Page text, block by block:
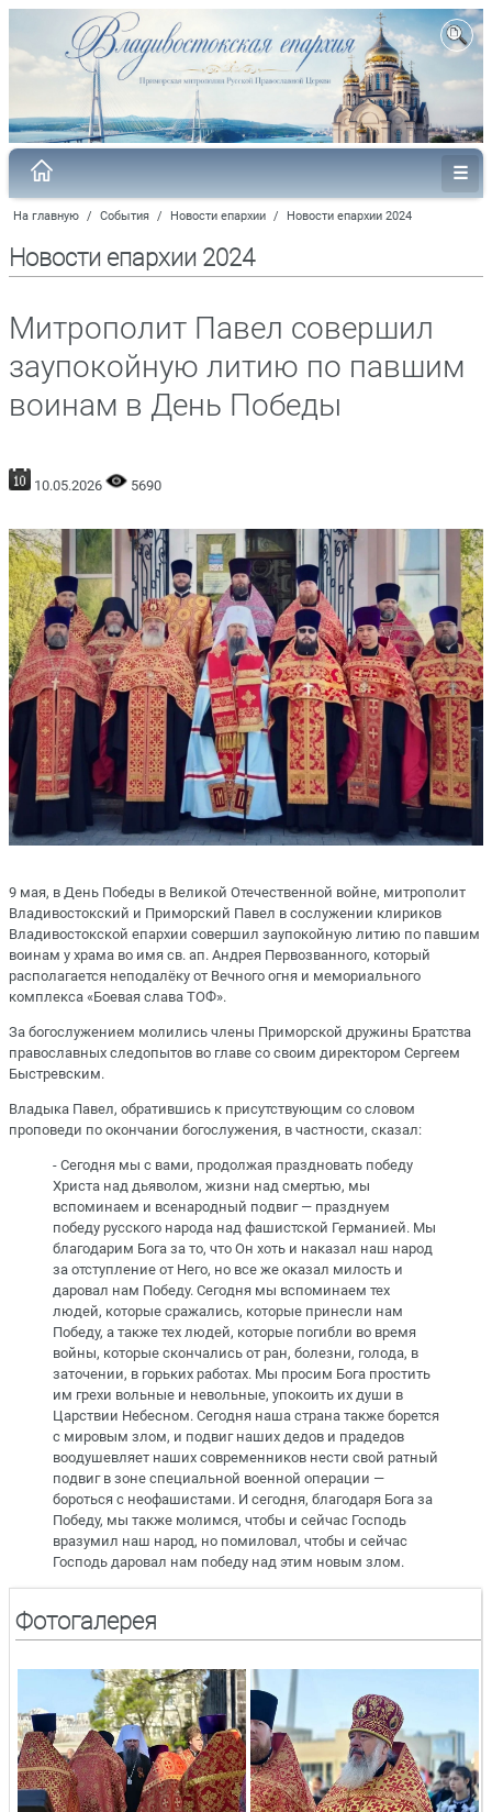
На главную / События / Новости епархии / Новости епархии 2024
Новости епархии 2024
Митрополит Павел совершил
заупокойную литию по павшим
воинам в День Победы
10.05.2026 5690
9 мая, в День Победы в Великой Отечественной войне, митрополит
Владивостокский и Приморский Павел в сослужении клириков
Владивостокской епархии совершил заупокойную литию по павшим
воинам у храма во имя св. ап. Андрея Первозванного, который
располагается неподалёку от Вечного огня и мемориального
комплекса «Боевая слава ТОФ».
За богослужением молились члены Приморской дружины Братства
православных следопытов во главе со своим директором Сергеем
Быстревским.
Владыка Павел, обратившись к присутствующим со словом
проповеди по окончании богослужения, в частности, сказал:
- Сегодня мы с вами, продолжая праздновать победу
Христа над дьяволом, жизни над смертью, мы
вспоминаем и всенародный подвиг — празднуем
победу русского народа над фашистской Германией. Мы
благодарим Бога за то, что Он хоть и наказал наш народ
за отступление от Него, но все же оказал милость и
даровал нам Победу. Сегодня мы вспоминаем тех
людей, которые сражались, которые принесли нам
Победу, а также тех людей, которые погибли во время
войны, которые скончались от ран, болезни, голода, в
заточении, в горьких работах. Мы просим Бога простить
им грехи вольные и невольные, упокоить их души в
Царствии Небесном. Сегодня наша страна также борется
с мировым злом, и подвиг наших дедов и прадедов
воодушевляет наших современников нести свой ратный
подвиг в зоне специальной военной операции —
бороться с неофашистами. И сегодня, благодаря Бога за
Победу, мы также молимся, чтобы и сейчас Господь
вразумил наш народ, но помиловал, чтобы и сейчас
Господь даровал нам победу над этим новым злом.
Фотогалерея